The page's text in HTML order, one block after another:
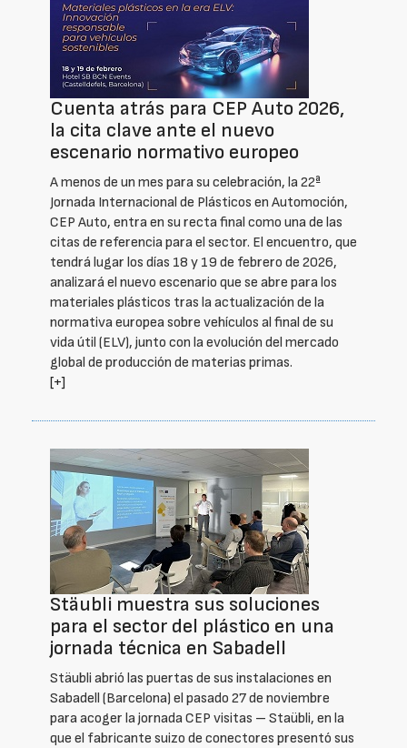
Cuenta atrás para CEP Auto 2026,
la cita clave ante el nuevo
escenario normativo europeo
A menos de un mes para su celebración, la 22ª
Jornada Internacional de Plásticos en Automoción,
CEP Auto, entra en su recta final como una de las
citas de referencia para el sector. El encuentro, que
tendrá lugar los días 18 y 19 de febrero de 2026,
analizará el nuevo escenario que se abre para los
materiales plásticos tras la actualización de la
normativa europea sobre vehículos al final de su
vida útil (ELV), junto con la evolución del mercado
global de producción de materias primas.
[+]
Stäubli muestra sus soluciones
para el sector del plástico en una
jornada técnica en Sabadell
Stäubli abrió las puertas de sus instalaciones en
Sabadell (Barcelona) el pasado 27 de noviembre
para acoger la jornada CEP visitas – Staübli, en la
que el fabricante suizo de conectores presentó sus